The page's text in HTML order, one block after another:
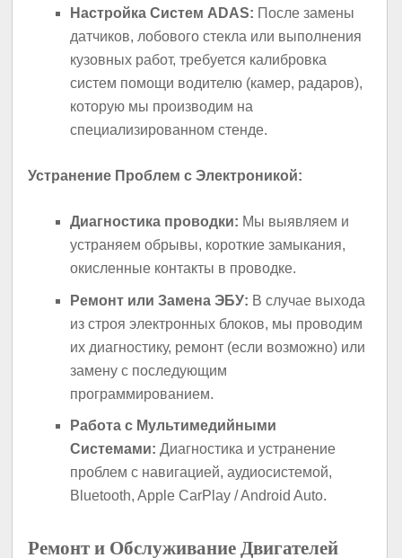
Настройка Систем ADAS: После замены
датчиков, лобового стекла или выполнения
кузовных работ, требуется калибровка
систем помощи водителю (камер, радаров),
которую мы производим на
специализированном стенде.
Устранение Проблем с Электроникой:
Диагностика проводки: Мы выявляем и
устраняем обрывы, короткие замыкания,
окисленные контакты в проводке.
Ремонт или Замена ЭБУ: В случае выхода
из строя электронных блоков, мы проводим
их диагностику, ремонт (если возможно) или
замену с последующим
программированием.
Работа с Мультимедийными
Системами: Диагностика и устранение
проблем с навигацией, аудиосистемой,
Bluetooth, Apple CarPlay / Android Auto.
Ремонт и Обслуживание Двигателей